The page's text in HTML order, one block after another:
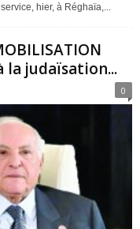
hier, à Réghaïa,...
la judaïsation...
0